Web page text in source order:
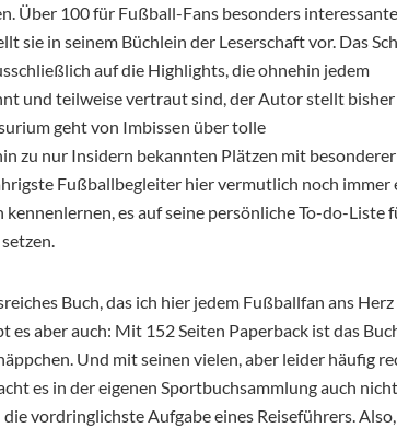
Über 100 für Fußball-Fans besonders
sie in seinem Büchlein der Leserschaft vor. Das
auf die Highlights, die ohnehin jedem
und teilweise vertraut sind, der Autor stellt bisher
geht von Imbissen über tolle
zu nur Insidern bekannten Plätzen mit
Fußballbegleiter hier vermutlich noch immer
es auf seine persönliche To-do-Liste
Buch, das ich hier jedem Fußballfan ans Herz
es aber auch: Mit 152 Seiten Paperback ist das
Und mit seinen vielen, aber leider häufig
es in der eigenen Sportbuchsammlung auch
vordringlichste Aufgabe eines Reiseführers.